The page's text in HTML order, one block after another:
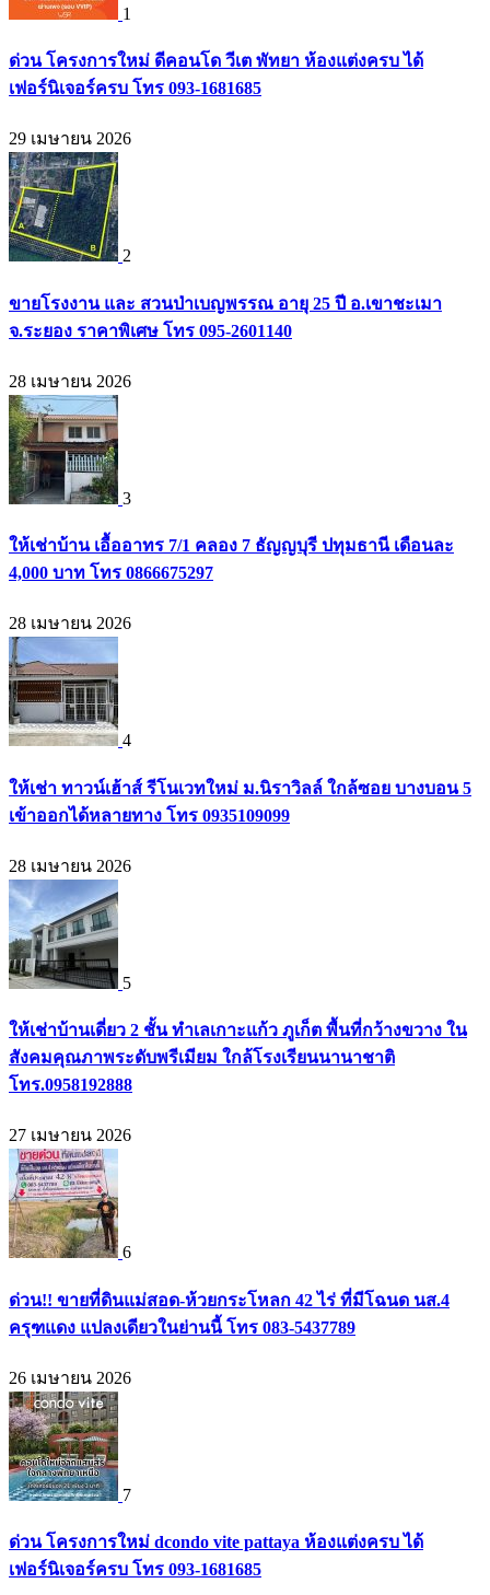
1
ด่วน โครงการใหม่ ดีคอนโด วีเต พัทยา ห้องแต่งครบ ได้
เฟอร์นิเจอร์ครบ โทร 093-1681685
29 เมษายน 2026
2
ขายโรงงาน และ สวนป่าเบญพรรณ อายุ 25 ปี อ.เขาชะเมา
จ.ระยอง ราคาพิเศษ โทร 095-2601140
28 เมษายน 2026
3
ให้เช่าบ้าน เอื้ออาทร 7/1 คลอง 7 ธัญญบุรี ปทุมธานี เดือนละ
4,000 บาท โทร 0866675297
28 เมษายน 2026
4
ให้เช่า ทาวน์เฮ้าส์ รีโนเวทใหม่ ม.นิราวิลล์ ใกล้ซอย บางบอน 5
เข้าออกได้หลายทาง โทร 0935109099
28 เมษายน 2026
5
ให้เช่าบ้านเดี่ยว 2 ชั้น ทำเลเกาะแก้ว ภูเก็ต พื้นที่กว้างขวาง ใน
สังคมคุณภาพระดับพรีเมียม ใกล้โรงเรียนนานาชาติ
โทร.0958192888
27 เมษายน 2026
6
ด่วน!! ขายที่ดินแม่สอด-ห้วยกระโหลก 42 ไร่ ที่มีโฉนด นส.4
ครุฑแดง แปลงเดียวในย่านนี้ โทร 083-5437789
26 เมษายน 2026
7
ด่วน โครงการใหม่ dcondo vite pattaya ห้องแต่งครบ ได้
เฟอร์นิเจอร์ครบ โทร 093-1681685